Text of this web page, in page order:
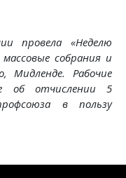
провела «Неделю
массовые собрания и
Мидленде. Рабочие
об отчислении 5
в пользу